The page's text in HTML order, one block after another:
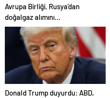
Avrupa Birliği, Rusya’dan
doğalgaz alımını
sonlandıracak
Donald Trump duyurdu: ABD,